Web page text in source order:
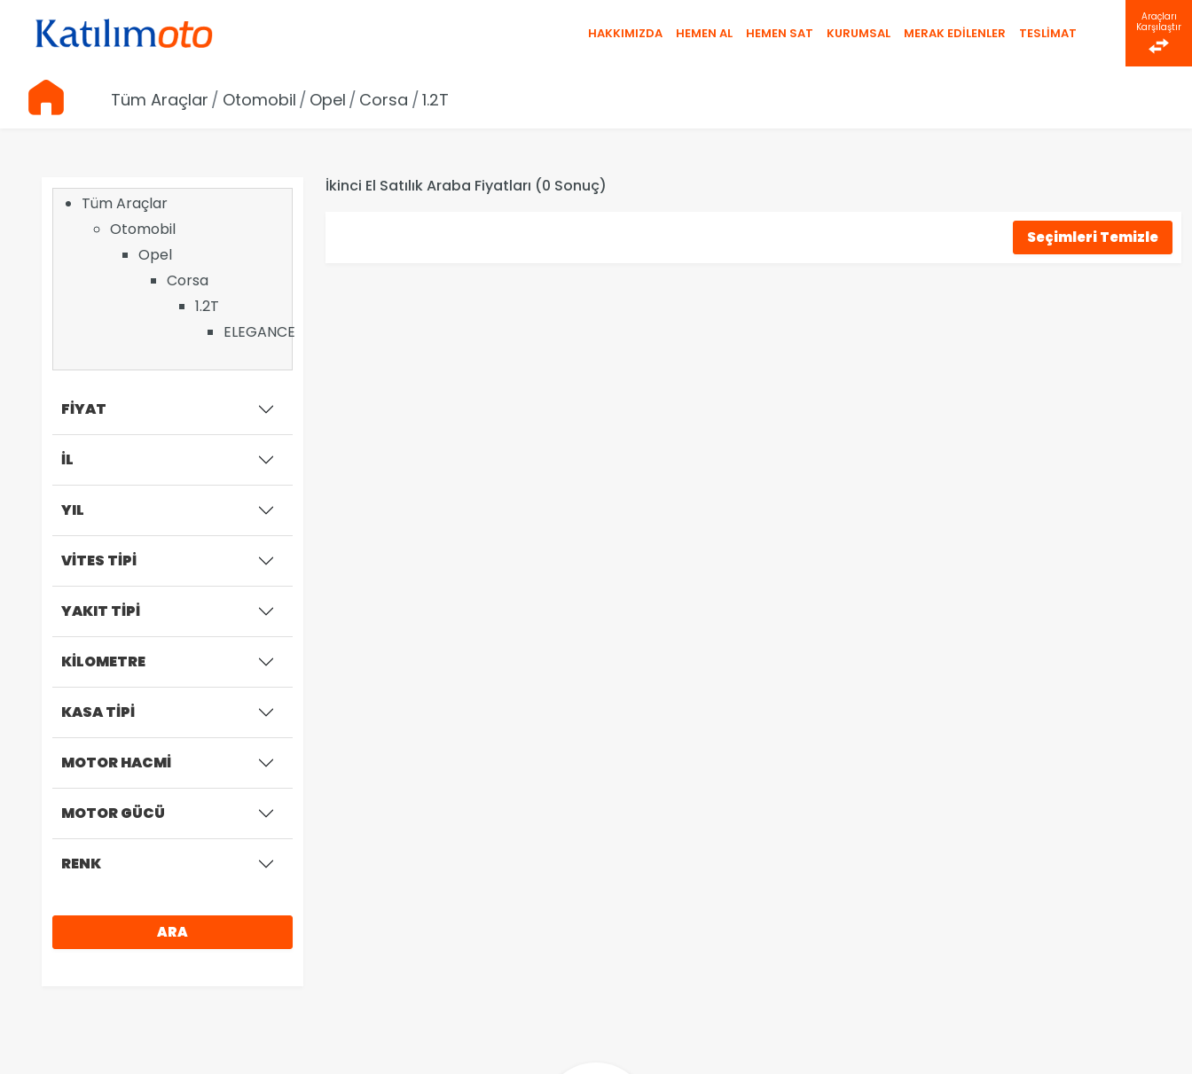
HAKKIMIZDA HEMEN AL HEMEN SAT KURUMSAL MERAK EDİLENLER TESLİMAT
Araçları
Karşılaştır
Tüm Araçlar Otomobil Opel Corsa 1.2T
Tüm Araçlar
Otomobil
Opel
Corsa
1.2T
ELEGANCE
FİYAT
İL
YIL
VİTES TİPİ
YAKIT TİPİ
KİLOMETRE
KASA TİPİ
MOTOR HACMİ
MOTOR GÜCÜ
RENK
ARA
İkinci El Satılık Araba Fiyatları (0 Sonuç)
Seçimleri Temizle